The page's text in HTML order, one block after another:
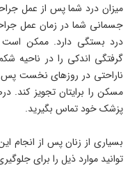
میزان درد شما پس از عمل
جسمانی شما در زمان عمل
درد بستگی دارد. ممکن
گرفتگی اندکی را در ناحیه
ناراحتی در روزهای نخست
مسکن را برایتان تجویز
پزشک خود تماس بگیرید.
بسیاری از زنان پس از
توانید موارد ذیل را برای